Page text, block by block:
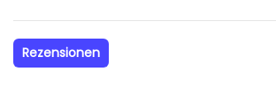
Rezensionen